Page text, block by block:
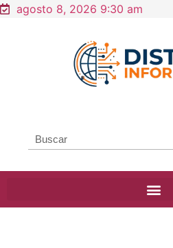
agosto 8, 2026 9:30 am